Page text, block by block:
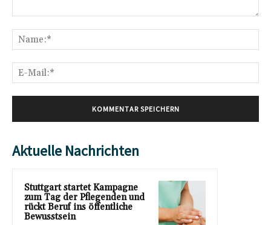
Aktuelle Nachrichten
Stuttgart startet Kampagne
zum Tag der Pflegenden und
rückt Beruf ins öffentliche
Bewusstsein